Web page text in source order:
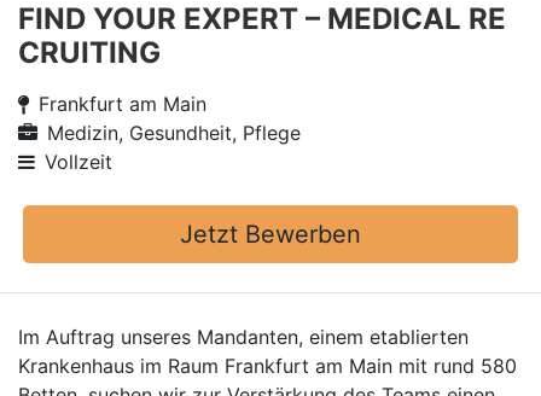
FIND YOUR EXPERT – MEDICAL RE
CRUITING
Frankfurt am Main
Medizin, Gesundheit, Pflege
Vollzeit
Jetzt Bewerben
Im Auftrag unseres Mandanten, einem etablierten
Krankenhaus im Raum Frankfurt am Main mit rund 580